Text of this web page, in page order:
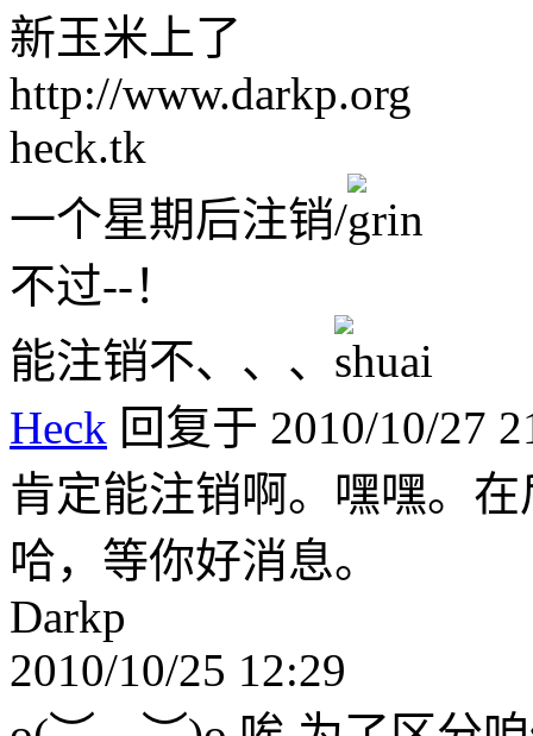
新玉米上了
http://www.darkp.org
heck.tk
一个星期后注销/
不过--！
能注销不、、、
Heck 回复于 2010/10/27
肯定能注销啊。嘿嘿。
哈，等你好消息。
Darkp
2010/10/25 12:29